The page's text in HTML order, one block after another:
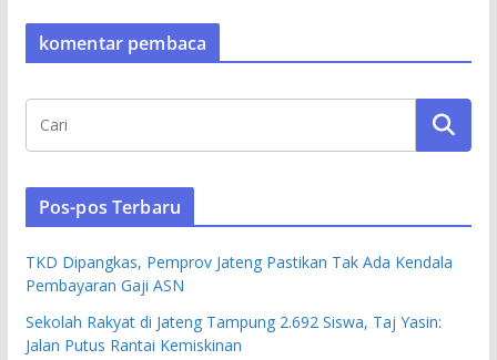
komentar pembaca
Pos-pos Terbaru
TKD Dipangkas, Pemprov Jateng Pastikan Tak Ada Kendala
Pembayaran Gaji ASN
Sekolah Rakyat di Jateng Tampung 2.692 Siswa, Taj Yasin:
Jalan Putus Rantai Kemiskinan